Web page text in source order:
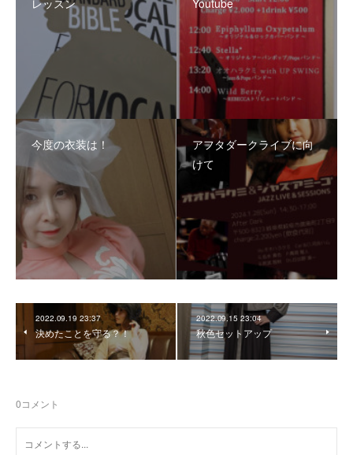
レッスン
Youtube
今度の衣装は！
アフタダークライブに向
けて
2022.09.19 23:37
決めたことを守る？！
2022.09.15 23:04
秋色セットアップ
0コメント